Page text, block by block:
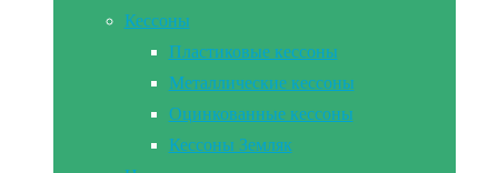
Кессоны
Пластиковые кессоны
Металлические кессоны
Оцинкованные кессоны
Кессоны Земляк